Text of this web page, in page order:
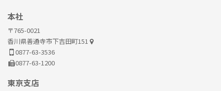
本社
〒765-0021
香川県善通寺市下吉田町151
0877-63-3536
0877-63-1200
東京支店